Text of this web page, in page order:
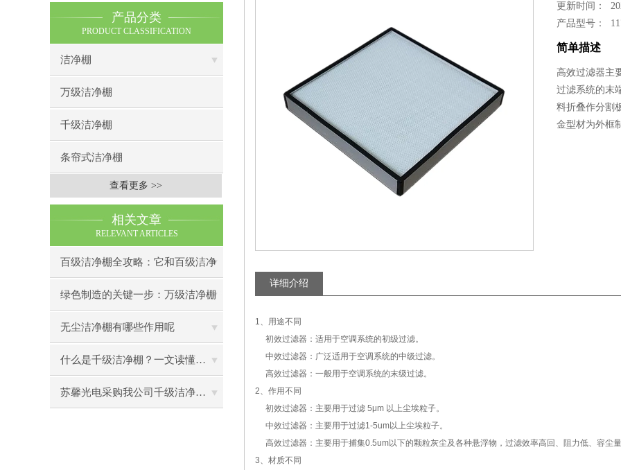
产品分类
PRODUCT CLASSIFICATION
洁净棚
万级洁净棚
千级洁净棚
条帘式洁净棚
查看更多 >>
相关文章
RELEVANT ARTICLES
百级洁净棚全攻略：它和百级洁净
室到底有什么区别？
绿色制造的关键一步：万级洁净棚
助力环保型半导体产业发展
无尘洁净棚有哪些作用呢
什么是千级洁净棚？一文读懂其结构特点与局部净化优势
苏馨光电采购我公司千级洁净棚普通工作台一批（7月07日）已顺利交货
更新时间：
产品型号：
简单描述
高效过滤器主
过滤系统的末
料折叠作分割
金型材为外框
详细介绍
1、用途不同
初效过滤器：适用于空调系统的初级过滤。
中效过滤器：广泛适用于空调系统的中级过滤。
高效过滤器：一般用于空调系统的末级过滤。
2、作用不同
初效过滤器：主要用于过滤 5μm 以上尘埃粒子。
中效过滤器：主要用于过滤1-5um以上尘埃粒子。
高效过滤器：主要用于捕集0.5um以下的颗粒灰尘及各种悬浮物，过滤效率高回、阻力低、容尘量
3、材质不同